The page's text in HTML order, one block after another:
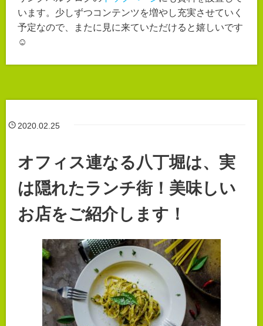
います。少しずつコンテンツを増やし充実させていく
予定なので、またに見に来ていただけると嬉しいです
☺
2020.02.25
オフィス連なる八丁堀は、実
は隠れたランチ街！美味しい
お店をご紹介します！